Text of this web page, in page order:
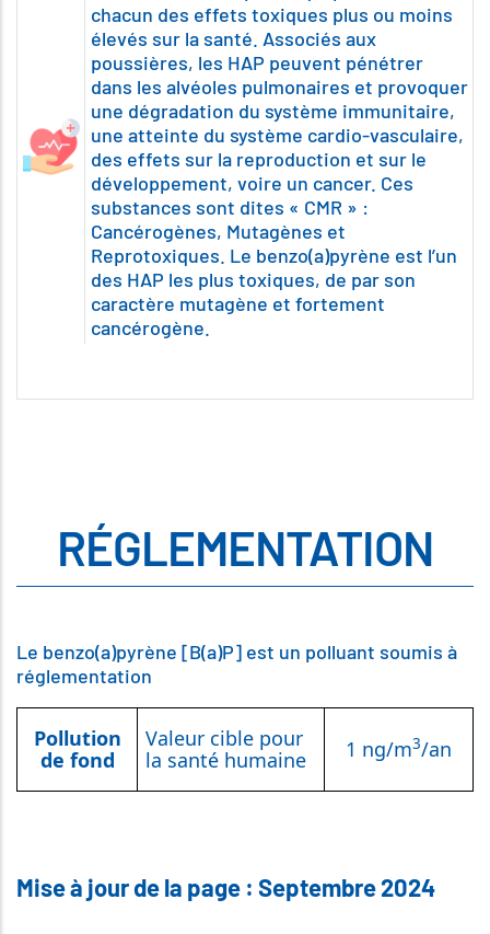
chacun des effets toxiques plus ou moins
élevés sur la santé. Associés aux
poussières, les HAP peuvent pénétrer
dans les alvéoles pulmonaires et provoquer
une dégradation du système immunitaire,
une atteinte du système cardio-vasculaire,
des effets sur la reproduction et sur le
développement, voire un cancer. Ces
substances sont dites « CMR » :
Cancérogènes, Mutagènes et
Reprotoxiques. Le benzo(a)pyrène est l’un
des HAP les plus toxiques, de par son
caractère mutagène et fortement
cancérogène.
RÉGLEMENTATION
Le benzo(a)pyrène [B(a)P] est un polluant soumis à
réglementation
Pollution
de fond
Valeur cible pour
la santé humaine
1 ng/m3/an
Mise à jour de la page : Septembre 2024